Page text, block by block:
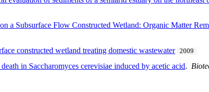
a Subsurface Flow Constructed Wetland: Organic Matter
constructed wetland treating domestic wastewater 2009
in Saccharomyces cerevisiae induced by acetic acid.